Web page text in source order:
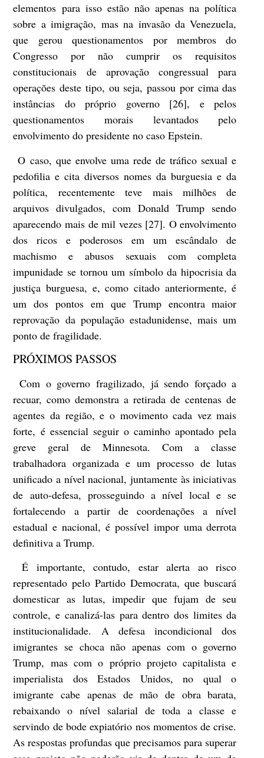
elementos para isso estão não apenas na política
sobre a imigração, mas na invasão da Venezuela,
que gerou questionamentos por membros do
Congresso por não cumprir os requisitos
constitucionais de aprovação congressual para
operações deste tipo, ou seja, passou por cima das
instâncias do próprio governo [26], e pelos
questionamentos morais levantados pelo
envolvimento do presidente no caso Epstein.
O caso, que envolve uma rede de tráfico sexual e
pedofilia e cita diversos nomes da burguesia e da
política, recentemente teve mais milhões de
arquivos divulgados, com Donald Trump sendo
aparecendo mais de mil vezes [27]. O envolvimento
dos ricos e poderosos em um escândalo de
machismo e abusos sexuais com completa
impunidade se tornou um símbolo da hipocrisia da
justiça burguesa, e, como citado anteriormente, é
um dos pontos em que Trump encontra maior
reprovação da população estadunidense, mais um
ponto de fragilidade.
PRÓXIMOS PASSOS
Com o governo fragilizado, já sendo forçado a
recuar, como demonstra a retirada de centenas de
agentes da região, e o movimento cada vez mais
forte, é essencial seguir o caminho apontado pela
greve geral de Minnesota. Com a classe
trabalhadora organizada e um processo de lutas
unificado a nível nacional, juntamente às iniciativas
de auto-defesa, prosseguindo a nível local e se
fortalecendo a partir de coordenações a nível
estadual e nacional, é possível impor uma derrota
definitiva a Trump.
É importante, contudo, estar alerta ao risco
representado pelo Partido Democrata, que buscará
domesticar as lutas, impedir que fujam de seu
controle, e canalizá-las para dentro dos limites da
institucionalidade. A defesa incondicional dos
imigrantes se choca não apenas com o governo
Trump, mas com o próprio projeto capitalista e
imperialista dos Estados Unidos, no qual o
imigrante cabe apenas de mão de obra barata,
rebaixando o nível salarial de toda a classe e
servindo de bode expiatório nos momentos de crise.
As respostas profundas que precisamos para superar